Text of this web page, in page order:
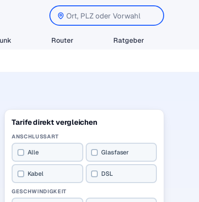
Router Ratgeber
Tarife direkt vergleichen
ANSCHLUSSART
Alle Glasfaser
Kabel DSL
GESCHWINDIGKEIT